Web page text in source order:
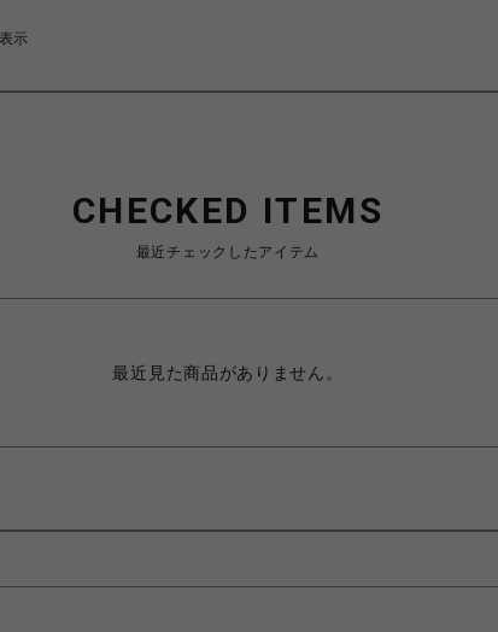
示
CHECKED ITEMS
最近チェックしたアイテム
最近見た商品がありません。